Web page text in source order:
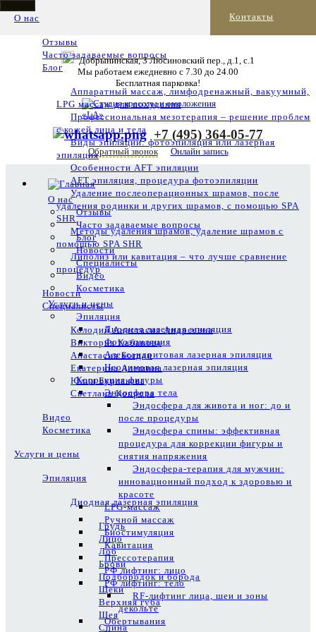
Добрынинская, 3 Люсиновский пер., д.1, с.1
Мы работаем ежедневно с 7.30 до 24.00
Бесплатная парковка!
+7 (495) 364-05-77
Обратный звонок Онлайн запись
О нас
Отзывы
Часто задаваемые вопросы
Блог
Аппаратный массаж, лимфодренажный, вакуумный,
LPG массаж для похудания
Профессиональная мезотерапия – решение проблем
с кожей лица и тела
Виды эпиляции: фотоэпиляция или лазерная
эпиляция
Особенности AFT эпиляции
AFT эпиляция, процедура фотоэпиляции
Удаление послеоперационных шрамов, после
удаления родинки и других шрамов, с помощью SPA
SHR
Методы удаления шрамов, удаление шрамов с
помощью SPA SHR
Липолиз или кавитация – что лучше сравнение
процедур
Новости
Специалисты
Колодий Анастасия Андреевна
Виктория Кабанова
Анастасия Богдан
Екатерина Алешина
Юлия Бурлакова
Светлана Копрова
Видео
Косметика
Услуги и цены
Эпиляция
Диодная лазерная эпиляция
Грудь
Лицо
Лоб
Брови
Подбородок и борода
Щеки
Верхняя губа
Шея
Спина
Контакты
О нас
Отзывы
Часто задаваемые вопросы
Блог
Новости
Специалисты
Видео
Косметика
Услуги и цены
Эпиляция
Диодная лазерная эпиляция
Фотоэпиляция
Александритовая лазерная эпиляция
Неодимовая лазерная эпиляция
Коррекция фигуры
Эндосфера тела
Эндосфера для живота и ног: до и
после процедуры
Эндосфера спины: эффективная
процедура для коррекции фигуры и
снятия напряжения
Эндосфера-терапия для мужчин:
инновационный подход к здоровью и
красоте
LPG-массаж
Ручной массаж
Биостимуляция
Кавитация
Прессотерапия
РФ лифтинг: лицо
РФ лифтинг: тело
RF-лифтинг лица, шеи и зоны
декольте
Обертывания